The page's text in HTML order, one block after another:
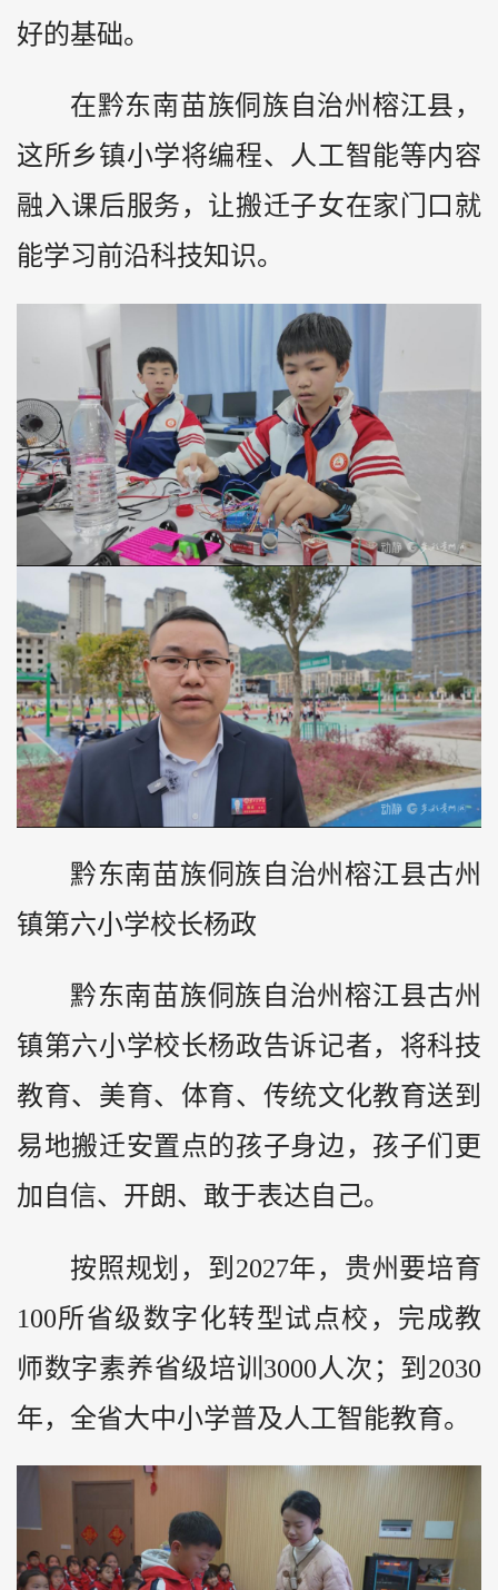
好的基础。
在黔东南苗族侗族自治州榕江县，
这所乡镇小学将编程、人工智能等内容
融入课后服务，让搬迁子女在家门口就
能学习前沿科技知识。
黔东南苗族侗族自治州榕江县古州
镇第六小学校长杨政
黔东南苗族侗族自治州榕江县古州
镇第六小学校长杨政告诉记者，将科技
教育、美育、体育、传统文化教育送到
易地搬迁安置点的孩子身边，孩子们更
加自信、开朗、敢于表达自己。
按照规划，到2027年，贵州要培育
100所省级数字化转型试点校，完成教
师数字素养省级培训3000人次；到2030
年，全省大中小学普及人工智能教育。